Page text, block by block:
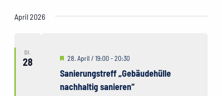
April 2026
DI.
28
Sanierungstreff „Gebäudehülle
nachhaltig sanieren“
Hervorgehoben
28. April / 19:00-20:30